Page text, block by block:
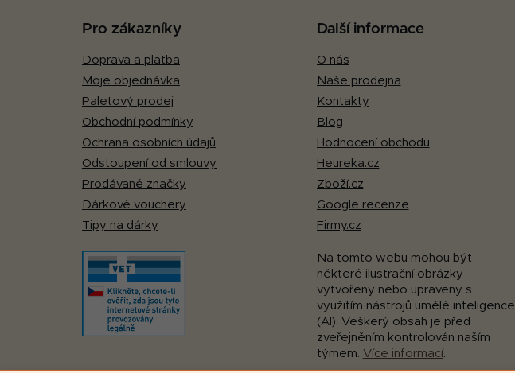
Pro zákazníky
Doprava a platba
Moje objednávka
Paletový prodej
Obchodní podmínky
Ochrana osobních údajů
Odstoupení od smlouvy
Prodávané značky
Dárkové vouchery
Tipy na dárky
Další informace
O nás
Naše prodejna
Kontakty
Blog
Hodnocení obchodu
Heureka.cz
Zboží.cz
Google recenze
Firmy.cz
Na tomto webu mohou být
některé ilustrační obrázky
vytvořeny nebo upraveny s
využitím nástrojů umělé inteligence
(AI). Veškerý obsah je před
zveřejněním kontrolován naším
týmem. Více informací.